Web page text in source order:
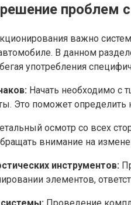
проблем
важно
В данном
употребления
Начать необходимо с
Это поможет
осмотр со всех
внимание на
инструментов:
элементов,